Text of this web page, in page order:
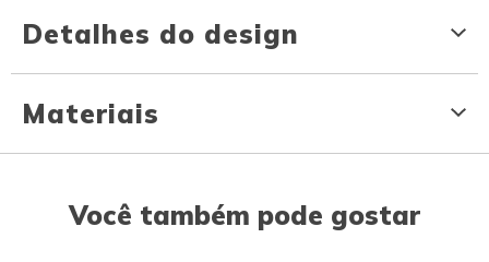
Detalhes do design
Materiais
Você também pode gostar